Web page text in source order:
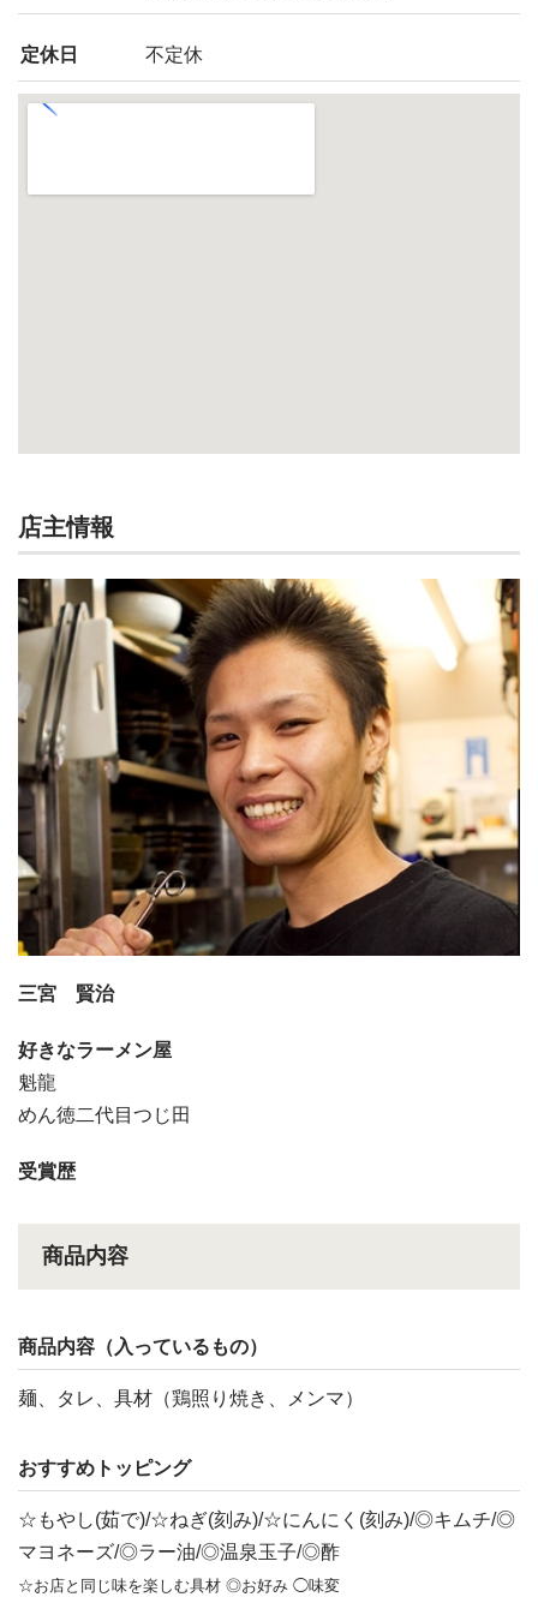
定休日 不定休
店主情報
三宮 賢治
好きなラーメン屋
魁龍
めん徳二代目つじ田
受賞歴
商品内容
商品内容（入っているもの）
麺、タレ、具材（鶏照り焼き、メンマ）
おすすめトッピング
☆もやし(茹で)/☆ねぎ(刻み)/☆にんにく(刻み)/◎キムチ/◎
マヨネーズ/◎ラー油/◎温泉玉子/◎酢
☆お店と同じ味を楽しむ具材 ◎お好み ◯味変